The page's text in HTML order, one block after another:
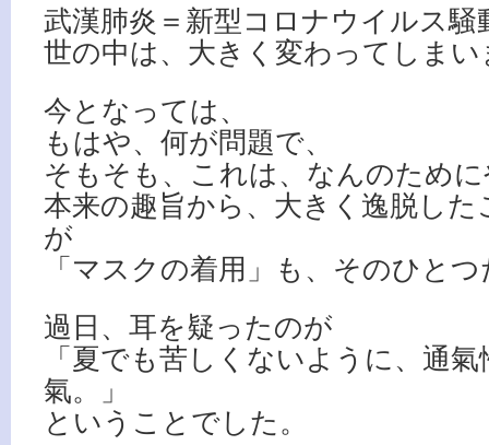
武漢肺炎＝新型コロナウイルス騒
世の中は、大きく変わってしま
今となっては、
もはや、何が問題で、
そもそも、これは、なんのため
本来の趣旨から、大きく逸脱し
が
「マスクの着用」も、そのひと
過日、耳を疑ったのが
「夏でも苦しくないように、通
氣。」
ということでした。